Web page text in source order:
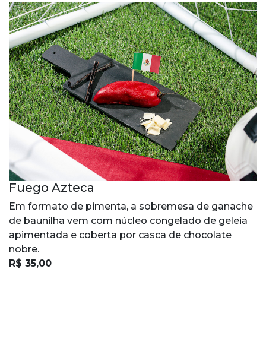
Fuego Azteca
Em formato de pimenta, a sobremesa de ganache
de baunilha vem com núcleo congelado de geleia
apimentada e coberta por casca de chocolate
nobre.
R$ 35,00